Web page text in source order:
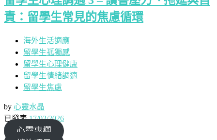
責：留學生常見的焦慮循環
海外生活適應
留學生孤獨感
留學生心理健康
留學生情緒調適
留學生焦慮
by 心靈水晶
已發表17/02/2026
心靈專欄